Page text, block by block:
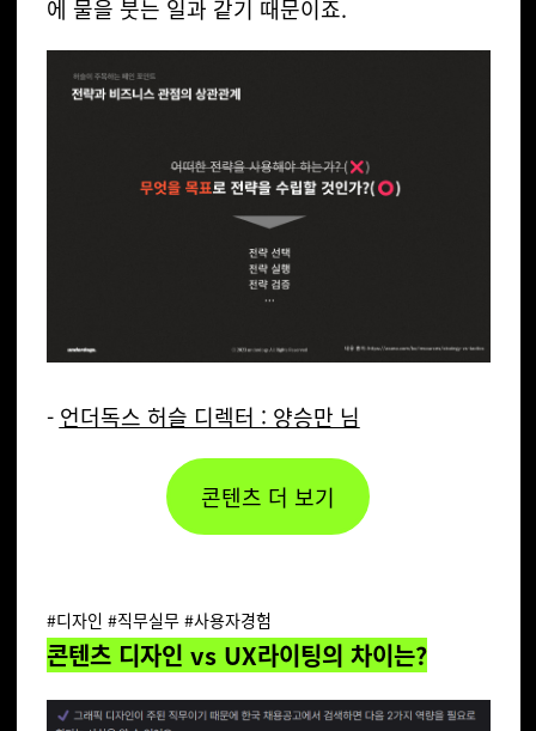
에 물을 붓는 일과 같기 때문이죠.
- 언더독스 허슬 디렉터 : 양승만 님
콘텐츠 더 보기
#디자인 #직무실무 #사용자경험
콘텐츠 디자인 vs UX라이팅의 차이는?